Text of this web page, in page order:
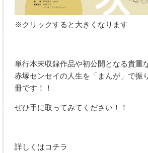
※クリックすると大きくなります
単行本未収録作品や初公開となる貴重
赤塚センセイの人生を「まんが」で振
冊です！！
ぜひ手に取ってみてください！！
詳しくはコチラ